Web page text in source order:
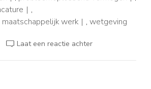
,
werk
, wetgeving
Laat een reactie achterop